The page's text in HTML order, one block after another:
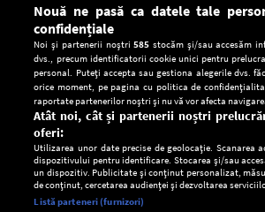
Setări:
Nouă ne pasă ca datele tale
confidențiale
Noi și partenerii noștri585 stocăm și/sau accesăm
dvs., precum identificatorii cookie unici pentru
personal. Puteți accepta sau gestiona alegerile dvs.
orice moment, pe pagina cu politica de
raportate partenerilor noștri și nu vă vor afecta
Atât noi, cât și partenerii noștri
oferi:
Utilizarea unor date precise de geolocație. Scanarea
dispozitivului pentru identificare. Stocarea și/sau
un dispozitiv. Publicitate și conținut personalizat,
de conținut, cercetarea audienței și dezvoltarea
Listă parteneri (furnizori)